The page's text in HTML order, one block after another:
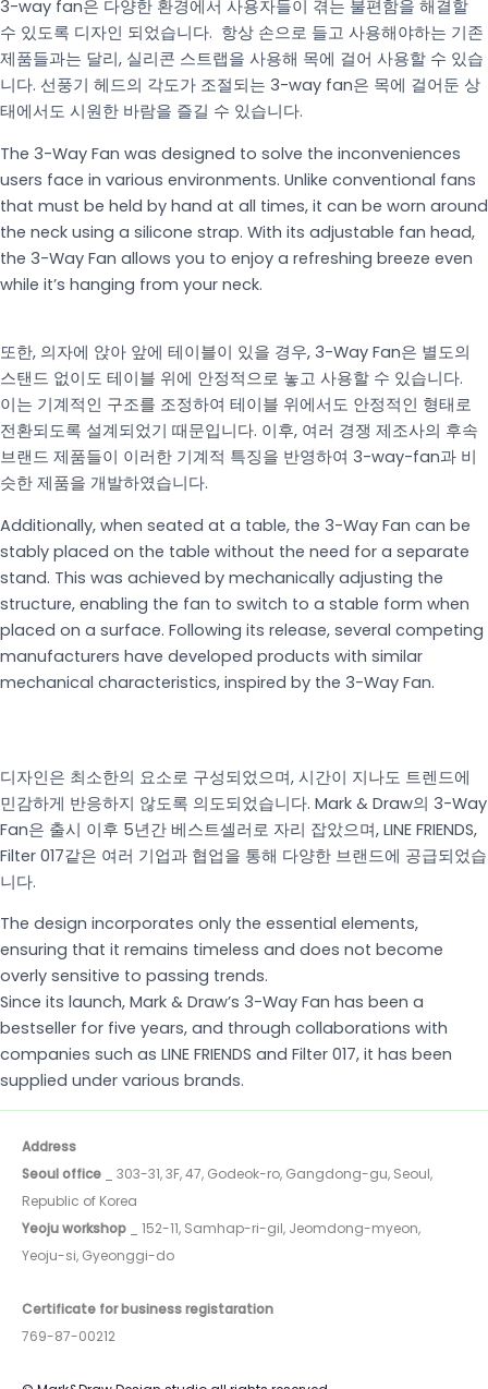
3-way fan은 다양한 환경에서 사용자들이 겪는 불편함을 해결할
수 있도록 디자인 되었습니다. 항상 손으로 들고 사용해야하는 기존
제품들과는 달리, 실리콘 스트랩을 사용해 목에 걸어 사용할 수 있습
니다. 선풍기 헤드의 각도가 조절되는 3-way fan은 목에 걸어둔 상
태에서도 시원한 바람을 즐길 수 있습니다.
The 3-Way Fan was designed to solve the inconveniences
users face in various environments. Unlike conventional fans
that must be held by hand at all times, it can be worn around
the neck using a silicone strap. With its adjustable fan head,
the 3-Way Fan allows you to enjoy a refreshing breeze even
while it’s hanging from your neck.
또한, 의자에 앉아 앞에 테이블이 있을 경우, 3-Way Fan은 별도의
스탠드 없이도 테이블 위에 안정적으로 놓고 사용할 수 있습니다.
이는 기계적인 구조를 조정하여 테이블 위에서도 안정적인 형태로
전환되도록 설계되었기 때문입니다. 이후, 여러 경쟁 제조사의 후속
브랜드 제품들이 이러한 기계적 특징을 반영하여 3-way-fan과 비
슷한 제품을 개발하였습니다.
Additionally, when seated at a table, the 3-Way Fan can be
stably placed on the table without the need for a separate
stand. This was achieved by mechanically adjusting the
structure, enabling the fan to switch to a stable form when
placed on a surface. Following its release, several competing
manufacturers have developed products with similar
mechanical characteristics, inspired by the 3-Way Fan.
디자인은 최소한의 요소로 구성되었으며, 시간이 지나도 트렌드에
민감하게 반응하지 않도록 의도되었습니다. Mark & Draw의 3-Way
Fan은 출시 이후 5년간 베스트셀러로 자리 잡았으며, LINE FRIENDS,
Filter 017같은 여러 기업과 협업을 통해 다양한 브랜드에 공급되었습
니다.
The design incorporates only the essential elements,
ensuring that it remains timeless and does not become
overly sensitive to passing trends.
Since its launch, Mark & Draw’s 3-Way Fan has been a
bestseller for five years, and through collaborations with
companies such as LINE FRIENDS and Filter 017, it has been
supplied under various brands.
Address
Seoul office _ 303-31, 3F, 47, Godeok-ro, Gangdong-gu, Seoul,
Republic of Korea
Yeoju workshop _ 152-11, Samhap-ri-gil, Jeomdong-myeon,
Yeoju-si, Gyeonggi-do
Certificate for business registaration
769-87-00212